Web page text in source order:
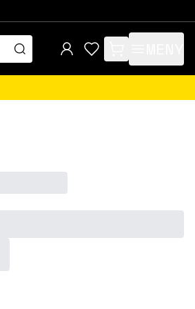
items in cart, view